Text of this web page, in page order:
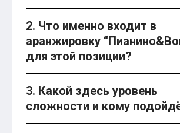
2. Что именно входит в
аранжировку
для этой позиции?
3. Какой здесь уровень
сложности и кому